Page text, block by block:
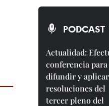
PODCAST
Actualidad:
conferencia para
difundir y aplicar
resoluciones del
tercer pleno del